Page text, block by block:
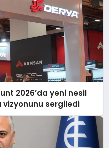
2026’da yeni nesil
sergiledi